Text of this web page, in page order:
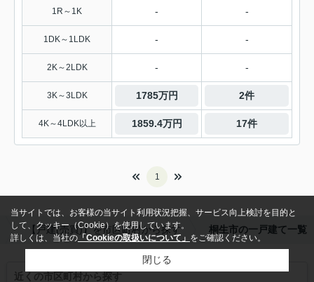
1R～1K - -
1DK～1LDK - -
2K～2LDK - -
3K～3LDK 1785万円 2件
4K～4LDK以上 1859.4万円 17件
1
【戸建(売買)】を市区町村から探す 桐生市の一戸建て一覧
近くの市区町村から探す
当サイトでは、お客様の当サイト利用状況把握、サービス向上検討を目的と
して、クッキー（Cookie）を使用しています。
詳しくは、当社の 「Cookieの取扱いについて」 をご確認ください。
閉じる